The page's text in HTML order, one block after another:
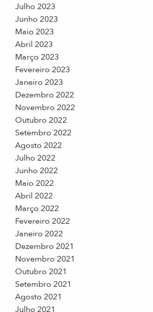
Julho 2023
Junho 2023
Maio 2023
Abril 2023
Março 2023
Fevereiro 2023
Janeiro 2023
Dezembro 2022
Novembro 2022
Outubro 2022
Setembro 2022
Agosto 2022
Julho 2022
Junho 2022
Maio 2022
Abril 2022
Março 2022
Fevereiro 2022
Janeiro 2022
Dezembro 2021
Novembro 2021
Outubro 2021
Setembro 2021
Agosto 2021
Julho 2021